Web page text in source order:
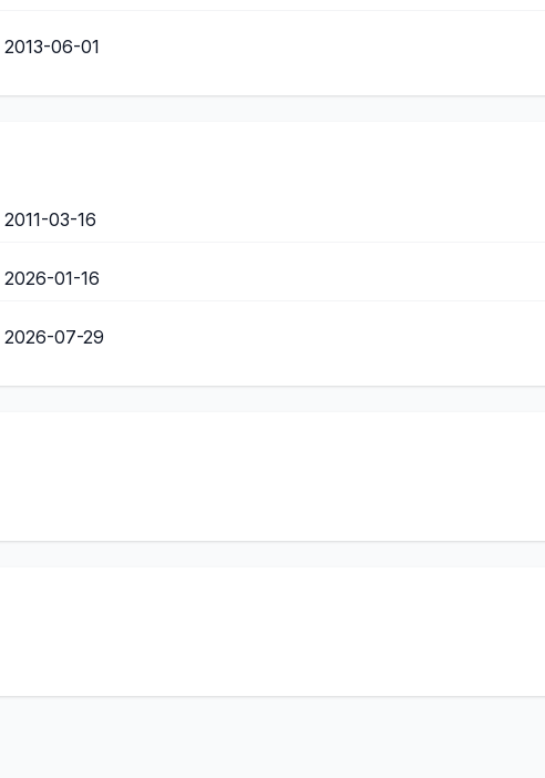
2013-06-01
2011-03-16
2026-01-16
2026-07-29